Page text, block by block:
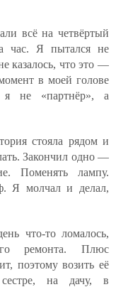
всё на четвёртый
час. Я пытался не
казалось, что это —
в моей голове
я не «партнёр», а
стояла рядом и
Закончил одно —
Поменять лампу.
Я молчал и делал,
что-то ломалось,
ремонта. Плюс
поэтому возить её
на дачу, в